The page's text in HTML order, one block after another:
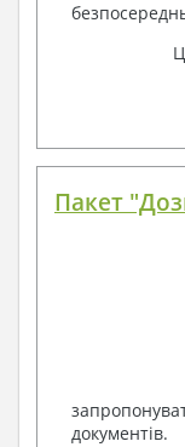
Пакет
документів.